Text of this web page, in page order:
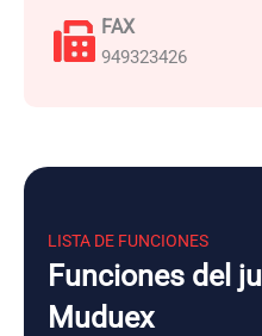
FAX
949323426
LISTA DE FUNCIONES
Funciones del
Muduex